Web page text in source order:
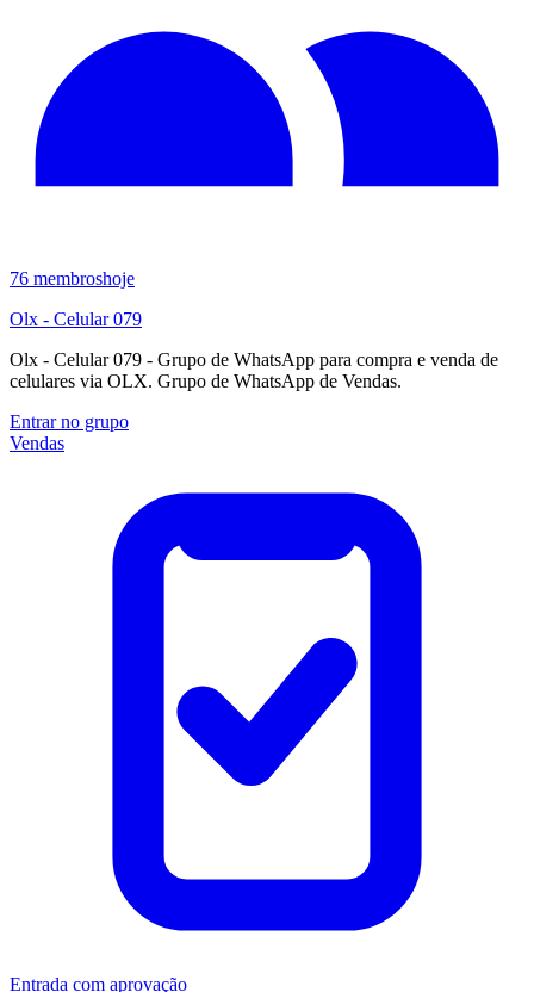
76 membroshoje
Olx - Celular 079
Olx - Celular 079 - Grupo de WhatsApp para compra e venda de
celulares via OLX. Grupo de WhatsApp de Vendas.
Entrar no grupo
Vendas
Entrada com aprovação